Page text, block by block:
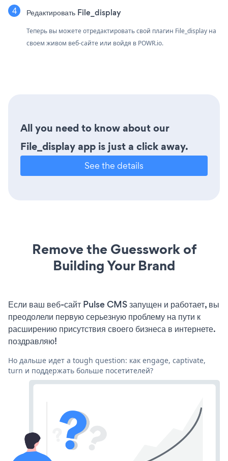
Редактировать File_display
Теперь вы можете отредактировать свой плагин File_display на
своем живом веб-сайте или войдя в POWR.io.
All you need to know about our
File_display app is just a click away.
See the details
Remove the Guesswork of
Building Your Brand
Если ваш веб-сайт Pulse CMS запущен и работает, вы
преодолели первую серьезную проблему на пути к
расширению присутствия своего бизнеса в интернете.
поздравляю!
Но дальше идет a tough question: как engage, captivate,
turn и поддержать больше посетителей?